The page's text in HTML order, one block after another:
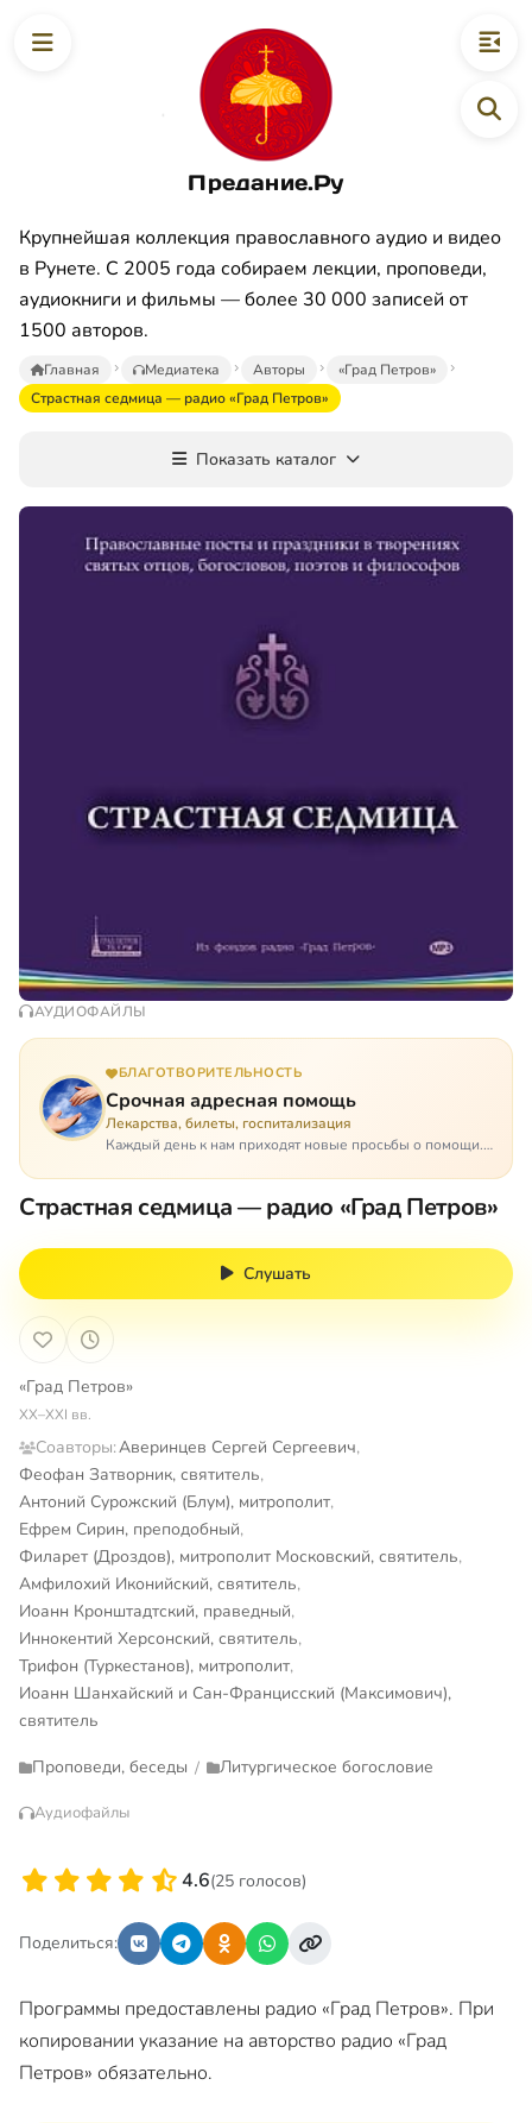
Предание.Ру
Крупнейшая коллекция православного аудио и видео
в Рунете. С 2005 года собираем лекции, проповеди,
аудиокниги и фильмы — более 30 000 записей от
1500 авторов.
Главная Медиатека Авторы
«Град Петров»
Страстная седмица — радио «Град Петров»
Показать каталог
АУДИОФАЙЛЫ
БЛАГОТВОРИТЕЛЬНОСТЬ
Срочная адресная помощь
Лекарства, билеты, госпитализация
Каждый день к нам приходят новые просьбы о помощи.
она нужна была вчера: в приеме лекарств образовался
недопустимый, опасный п…
Страстная седмица — радио «Град Петров»
Слушать
«Град Петров»
XX–XXI вв.
Соавторы:Аверинцев Сергей Сергеевич,
Феофан Затворник, святитель,
Антоний Сурожский (Блум), митрополит,
Ефрем Сирин, преподобный,
Филарет (Дроздов), митрополит Московский, святитель,
Амфилохий Иконийский, святитель,
Иоанн Кронштадтский, праведный,
Иннокентий Херсонский, святитель,
Трифон (Туркестанов), митрополит,
Иоанн Шанхайский и Сан-Францисский (Максимович),
святитель
Проповеди, беседы / Литургическое богословие
Аудиофайлы
4.6(25 голосов)
Поделиться:
Программы предоставлены радио «Град Петров». При
копировании указание на авторство радио «Град
Петров» обязательно.